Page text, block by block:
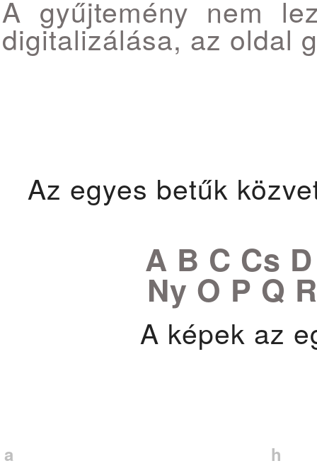
A gyűjtemény nem
digitalizálása, az oldal
Az egyes betűk
A B C Cs
Ny O P Q
A képek az
a h